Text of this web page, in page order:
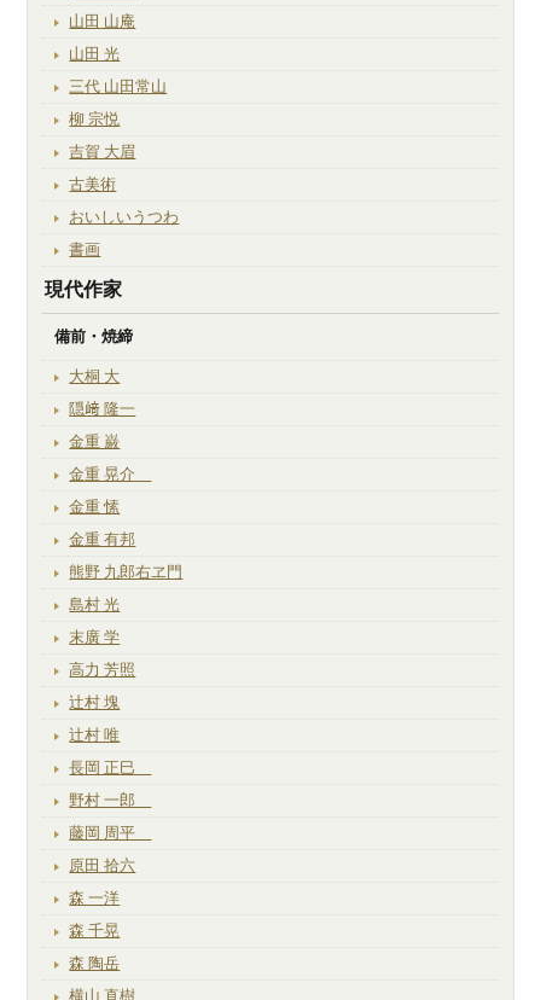
山田 山庵
山田 光
三代 山田常山
柳 宗悦
吉賀 大眉
古美術
おいしいうつわ
書画
現代作家
備前・焼締
大桐 大
隠﨑 隆一
金重 巌
金重 晃介
金重 愫
金重 有邦
熊野 九郎右ヱ門
島村 光
末廣 学
高力 芳照
辻村 塊
辻村 唯
長岡 正巳
野村 一郎
藤岡 周平
原田 拾六
森 一洋
森 千晃
森 陶岳
横山 直樹